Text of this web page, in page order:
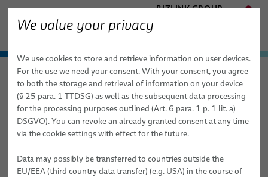
BIZLINK GROUP
- ENGINEERED SOLUTIONS
HEALTHCARE
MARINE
MOBILITY
SEMICONDUCTOR TECHNOLOGY
SILICONE CABLE SOLUTIONS
TELECOM & NETWORKING
製品 / サービス
オートメーションとドライブ
FieldLink® ケーブル
ケーブル組み立て品
サービス
ロボット
ドレスパックシステム
産業オートメーション用途向けロボットケーブル
ロボティクス
すぐに統合できるロボット & 試運転
応用分野
オートメーションとドライブ
ロボット
アーク溶接
ファクトリーオートメーション & 機械 応用分野
ロボット
アーク溶接
産業オートメーション向けロボ
ットアーク溶接ソリューション
We value your privacy
We use cookies to store and retrieve information on user devices.
For the use we need your consent. With your consent, you agree
to both the storage and retrieval of information on your device
(§ 25 para. 1 TTDSG) as well as the subsequent data processing
for the processing purposes outlined (Art. 6 para. 1 p. 1 lit. a)
DSGVO). You can revoke an already granted consent at any time
via the cookie settings with effect for the future.
Data may possibly be transferred to countries outside the
EU/EEA (third country data transfer) (e.g. USA) in the course of